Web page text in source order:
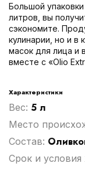
Большой
литров, вы
сэкономите.
кулинарии, но и в
масок для лица и
вместе с «Olio
Характеристики
Вес: 5 л
Место
Cостав:
Срок и условия